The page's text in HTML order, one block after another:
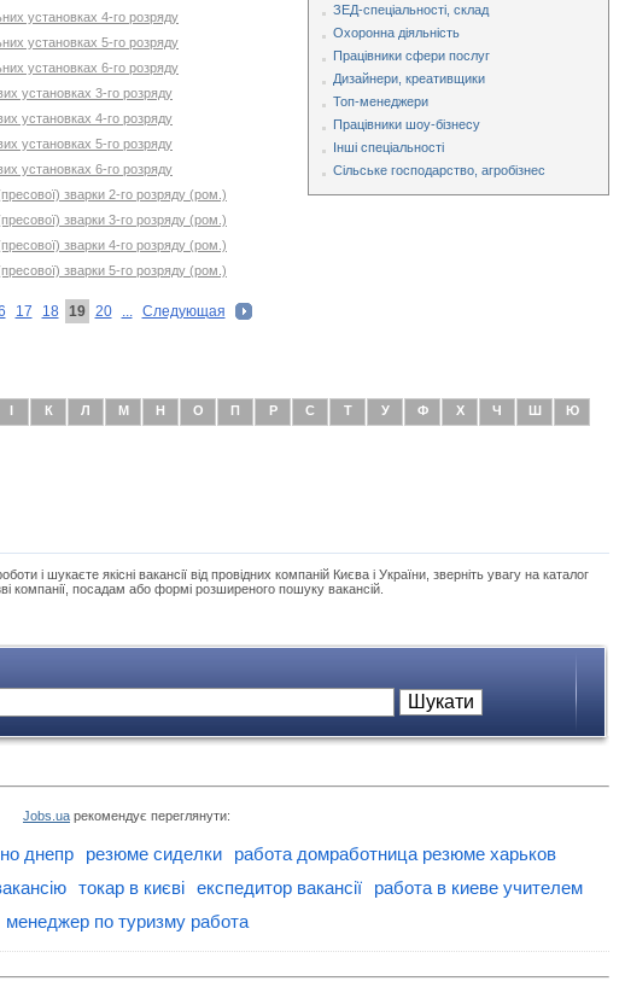
установках 4-го розряду
установках 5-го розряду
установках 6-го розряду
установках 3-го розряду
установках 4-го розряду
установках 5-го розряду
установках 6-го розряду
зварки 2-го розряду (ром.)
зварки 3-го розряду (ром.)
зварки 4-го розряду (ром.)
зварки 5-го розряду (ром.)
17 18 19 20 ... Следующая
ЗЕД-спеціальності, склад
Охоронна діяльність
Працівники сфери послуг
Дизайнери, креативщики
Топ-менеджери
Працівники шоу-бізнесу
Інші спеціальності
Сільське господарство, агробізнес
І К Л М Н О П Р С Т У Ф Х Ч Ш Ю
і шукаєте якісні вакансії від провідних компаній Києва і України, зверніть увагу на каталог
компанії, посадам або формі розширеного пошуку вакансій.
Jobs.ua рекомендує переглянути:
днепр резюме сиделки
работа домработница резюме харьков
токар в києві експедитор вакансії
работа в киеве учителем
менеджер по туризму работа